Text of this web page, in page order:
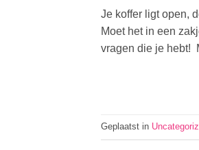
Je koffer ligt open,
Moet het in een
vragen die je hebt!
Geplaatst in